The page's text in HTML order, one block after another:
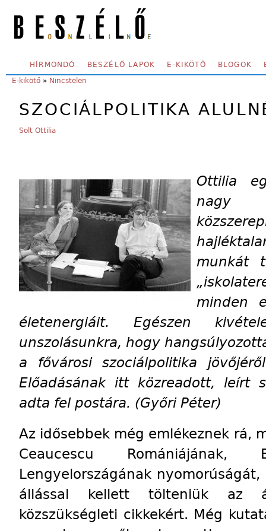
SECONDARY MENU
HÍRMONDÓ BESZÉLŐ LAPOK E-KIKÖTŐ BLOGOK
YOU ARE HERE:
E-kikötő » Nincstelen
SZOCIÁLPOLITIKA
Solt Ottilia
Ottilia
nagy
munkát
minden
életenergiáit. Egészen
unszolásunkra, hogy
a fővárosi szociálpolitika
Előadásának itt közreadott, leírt
adta fel postára. (Győri Péter)
Az idősebbek még emlékeznek rá,
Ceaucescu
Lengyelországának
állással kellett tölteniük az
közszükségleti cikkekért. Még